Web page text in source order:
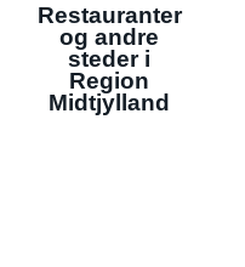
Restauranter
og andre
steder i
Region
Midtjylland